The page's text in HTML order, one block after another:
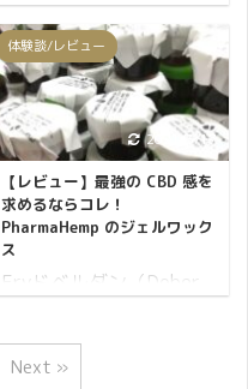
れでは、CBDリップにつ
いてレビューしていきま
しょう。 まずは、実際に
使ってみた感想からご紹
介です↓ Shea Brand CBD
リップクリームの使用感
鮮やかな緑色と可愛らし
い印象を与える白色、そ
の周りを縁 ...
PharmaHemp フルスペク
トラム CBD カートリッ
ジに興味が湧いたので試
してみました。 この記事
でご紹介するCBDカート
リッジの感想を一言で表
すなら、最高のCBD感に
ノックアウト！これは是
非とも試して欲しい逸品
っ！！ となります。
ックスをレビューした時
と同様に、またしても素
体験談/レビュー
2021/3/17
【レビュー】最強の CBD 感を
求めるならコレ！
PharmaHemp のジェルワック
ス
Eryドベルダン（Dober
挨拶はスロベニア語で
「こんにちわ」を意味し
Next »